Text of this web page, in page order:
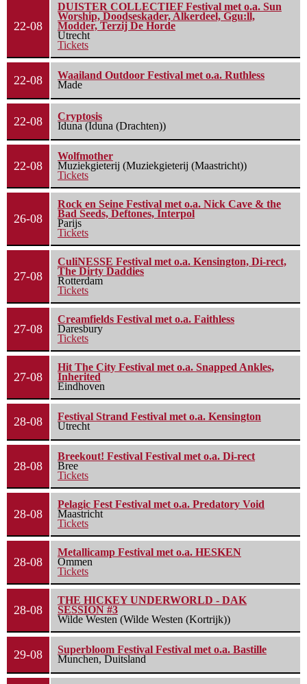
22-08
DUISTER COLLECTIEF Festival met o.a. Sun
Worship, Doodseskader, Alkerdeel, Ggu:ll,
Modder, Terzij De Horde
Utrecht
Tickets
22-08
Waailand Outdoor Festival met o.a. Ruthless
Made
22-08
Cryptosis
Iduna (Iduna (Drachten))
22-08
Wolfmother
Muziekgieterij (Muziekgieterij (Maastricht))
Tickets
26-08
Rock en Seine Festival met o.a. Nick Cave & the
Bad Seeds, Deftones, Interpol
Parijs
Tickets
27-08
CuliNESSE Festival met o.a. Kensington, Di-rect,
The Dirty Daddies
Rotterdam
Tickets
27-08
Creamfields Festival met o.a. Faithless
Daresbury
Tickets
27-08
Hit The City Festival met o.a. Snapped Ankles,
Inherited
Eindhoven
28-08
Festival Strand Festival met o.a. Kensington
Utrecht
28-08
Breekout! Festival Festival met o.a. Di-rect
Bree
Tickets
28-08
Pelagic Fest Festival met o.a. Predatory Void
Maastricht
Tickets
28-08
Metallicamp Festival met o.a. HESKEN
Ommen
Tickets
28-08
THE HICKEY UNDERWORLD - DAK
SESSION #3
Wilde Westen (Wilde Westen (Kortrijk))
29-08
Superbloom Festival Festival met o.a. Bastille
Munchen, Duitsland